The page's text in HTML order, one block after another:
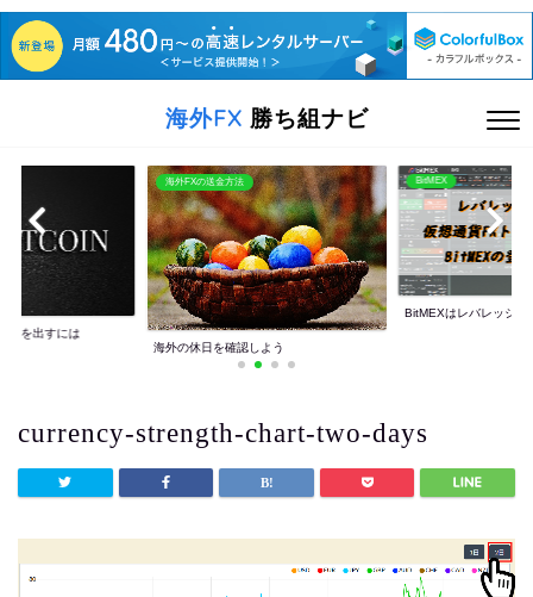
海外FX 勝ち組ナビ
益を出すには
海外FXの送金方法
海外の休日を確認しよう
BitMEX
BitMEXはレバレッジ
currency-strength-chart-two-days